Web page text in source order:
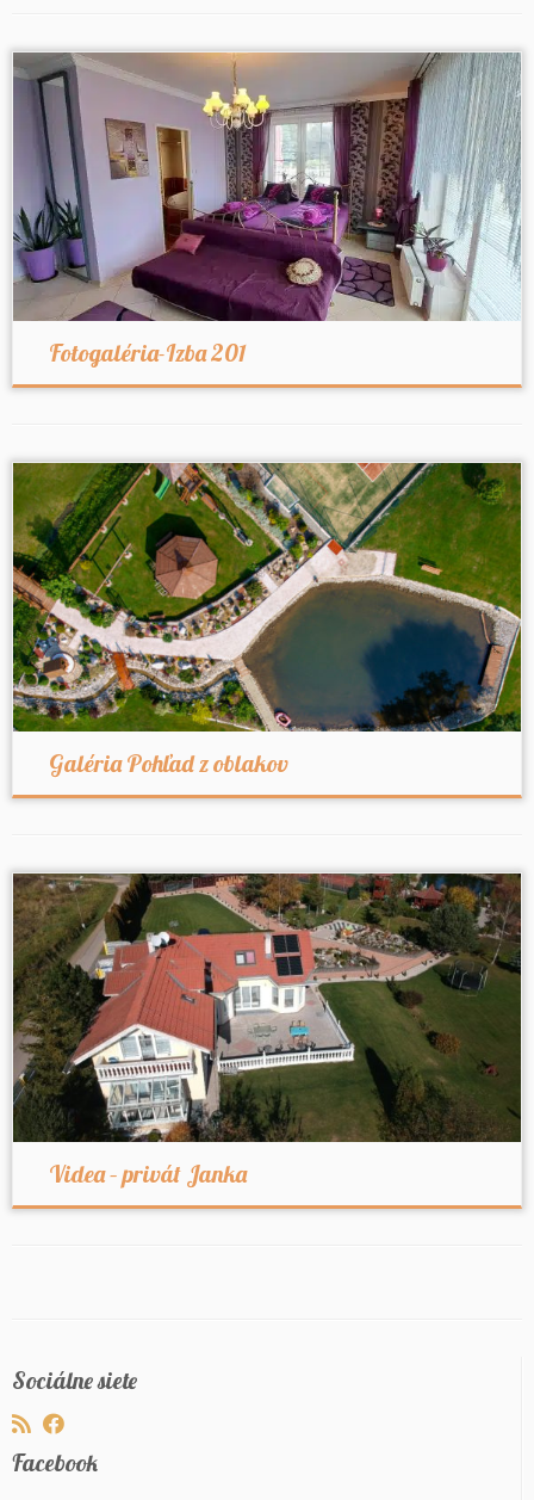
Fotogaléria-Izba 201
Galéria Pohľad z oblakov
Videa – privát Janka
Sociálne siete
Facebook